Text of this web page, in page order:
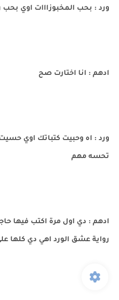
ورد : بحب المخبوزااات اوي بحب
ادهم : انا اختارت صح
ورد : اه وحبيت كتباتك اوي
تحسه مهم
ادهم : دي اول مرة اكتب فيها
رواية عشق الورد اهي دي كلها